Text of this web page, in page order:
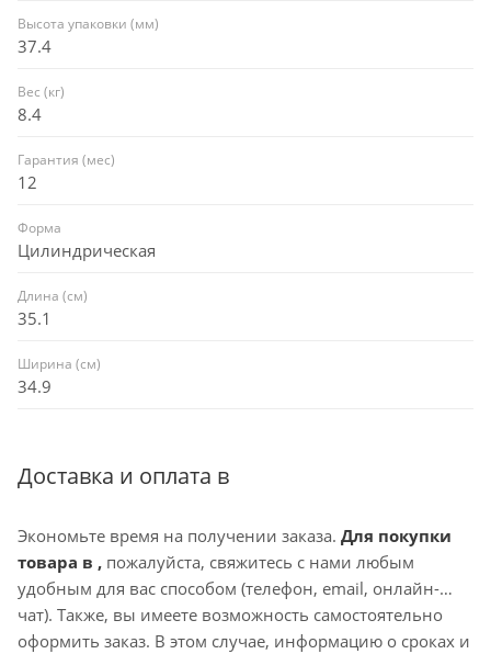
Высота упаковки (мм)
37.4
Вес (кг)
8.4
Гарантия (мес)
12
Форма
Цилиндрическая
Длина (см)
35.1
Ширина (см)
34.9
Доставка и оплата в
Экономьте время на получении заказа. Для покупки
товара в , пожалуйста, свяжитесь с нами любым
удобным для вас способом (телефон, email, онлайн-
чат). Также, вы имеете возможность самостоятельно
оформить заказ. В этом случае, информацию о сроках и